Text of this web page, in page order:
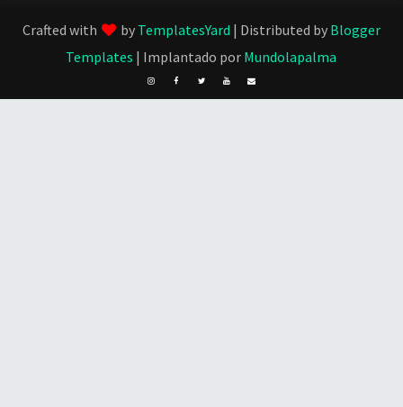
Crafted with by TemplatesYard | Distributed by Blogger
Templates | Implantado por Mundolapalma